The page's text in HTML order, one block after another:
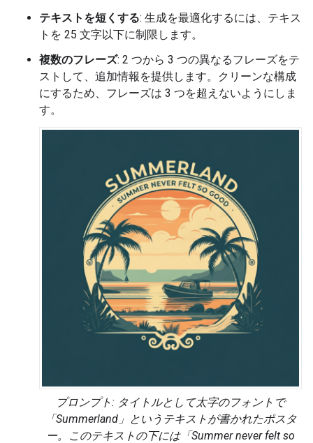
テキストを短くする: 生成を最適化するには、テキス
トを 25 文字以下に制限します。
複数のフレーズ: 2 つから 3 つの異なるフレーズをテ
ストして、追加情報を提供します。クリーンな構成
にするため、フレーズは 3 つを超えないようにしま
す。
プロンプト: タイトルとして太字のフォントで
「Summerland」というテキストが書かれたポスタ
ー。このテキストの下には「Summer never felt so